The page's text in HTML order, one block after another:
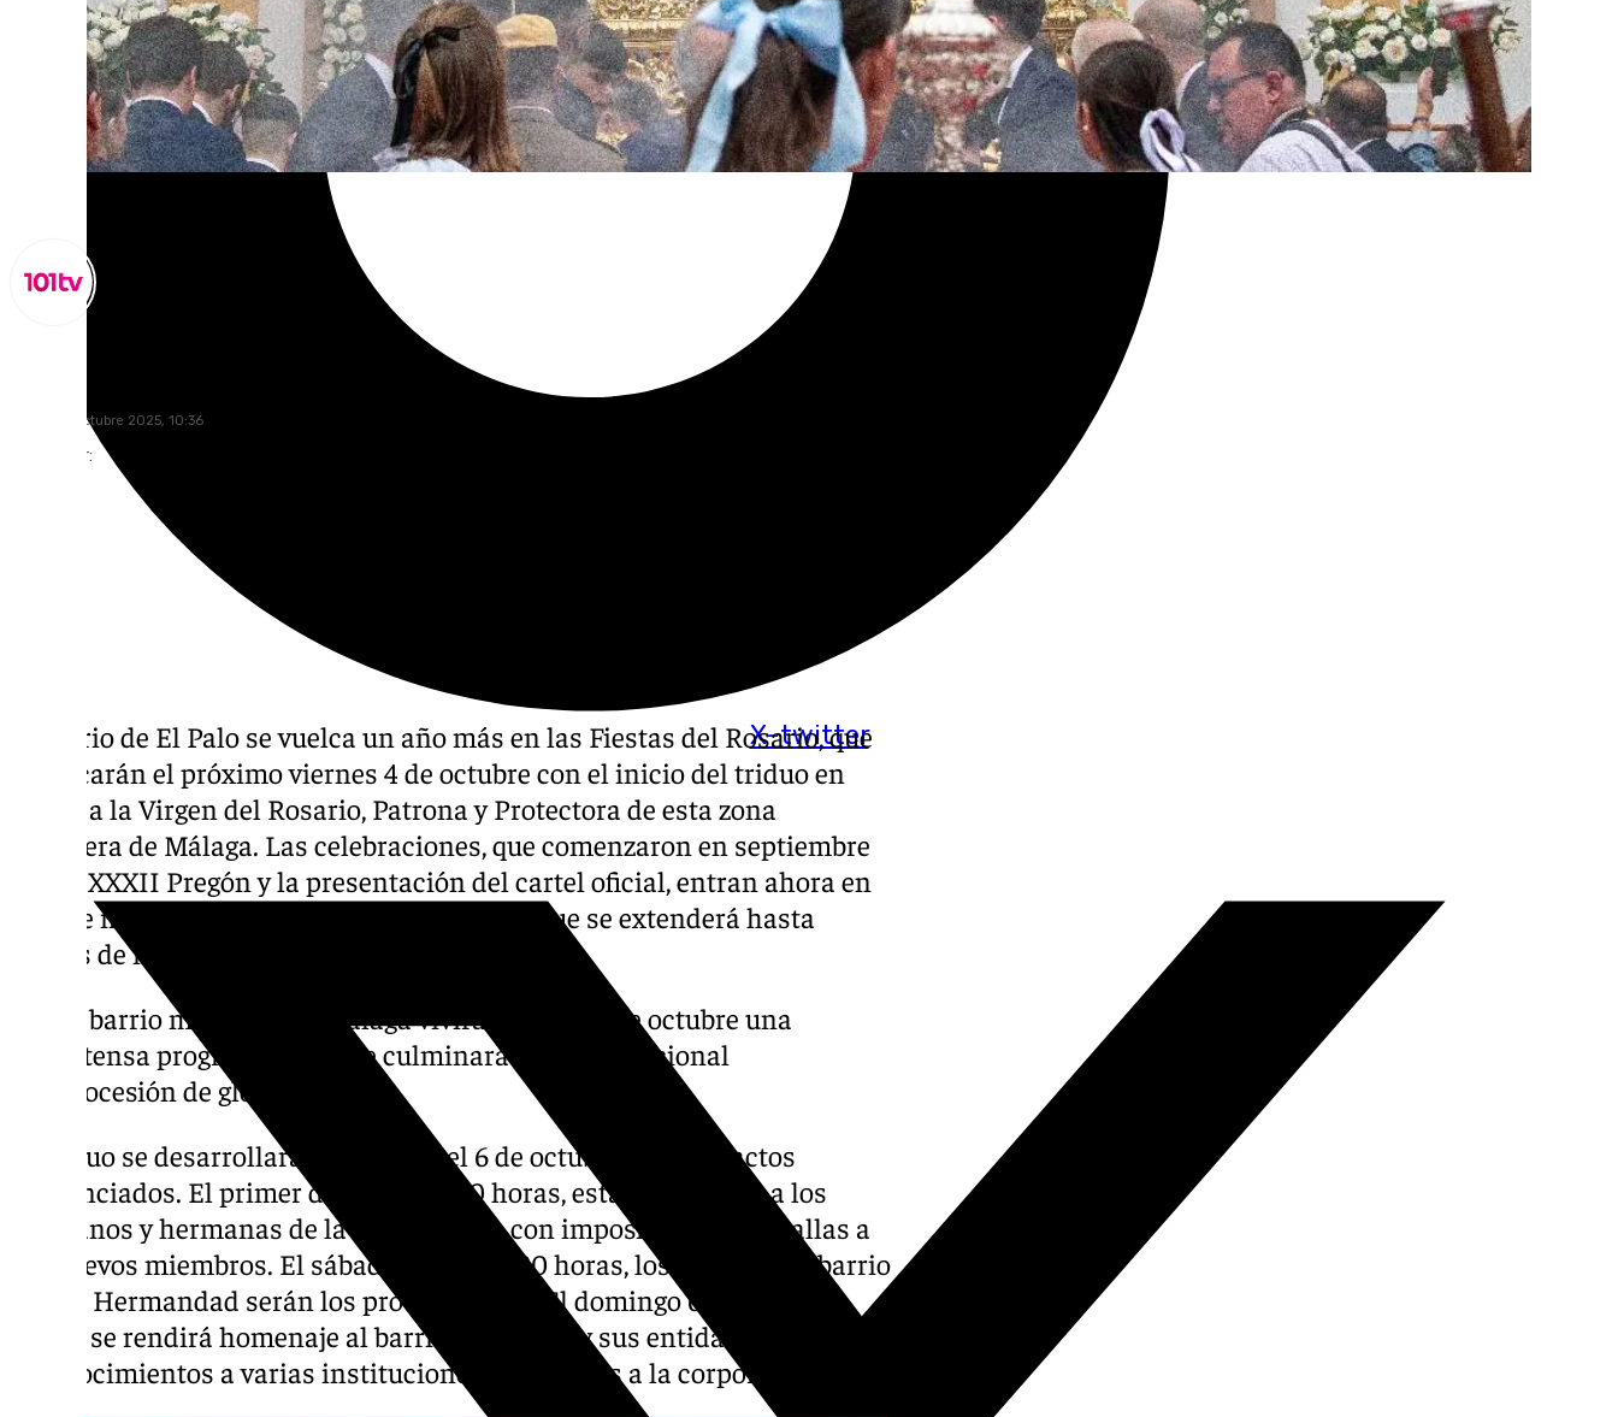
X-twitter
viernes, 3 octubre 2025, 10:36
Compartir:
El barrio de El Palo se vuelca un año más en las Fiestas del Rosario, que
arrancarán el próximo viernes 4 de octubre con el inicio del triduo en
honor a la Virgen del Rosario, Patrona y Protectora de esta zona
marinera de Málaga. Las celebraciones, que comenzaron en septiembre
con el XXXII Pregón y la presentación del cartel oficial, entran ahora en
su fase más intensa con una programación que se extenderá hasta
finales de mes.
El barrio marinero de Málaga vivirá del 4 al 11 de octubre una
intensa programación que culminará con la tradicional
procesión de gloria
El triduo se desarrollará entre el 4 y el 6 de octubre con tres actos
diferenciados. El primer día, a las 19.00 horas, estará dedicado a los
hermanos y hermanas de la corporación, con imposición de medallas a
los nuevos miembros. El sábado 5, a las 11.30 horas, los jóvenes del barrio
y de la Hermandad serán los protagonistas. El domingo 6, a las 19.00
horas, se rendirá homenaje al barrio de El Palo y sus entidades, con
reconocimientos a varias instituciones vinculadas a la corporación.